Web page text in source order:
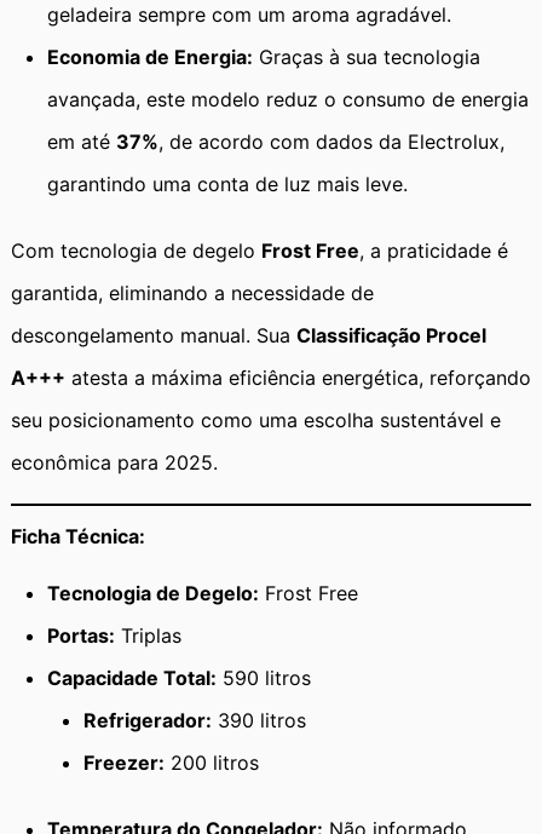
geladeira sempre com um aroma agradável.
Economia de Energia: Graças à sua tecnologia
avançada, este modelo reduz o consumo de energia
em até 37%, de acordo com dados da Electrolux,
garantindo uma conta de luz mais leve.
Com tecnologia de degelo Frost Free, a praticidade é
garantida, eliminando a necessidade de
descongelamento manual. Sua Classificação Procel
A+++ atesta a máxima eficiência energética, reforçando
seu posicionamento como uma escolha sustentável e
econômica para 2025.
Ficha Técnica:
Tecnologia de Degelo: Frost Free
Portas: Triplas
Capacidade Total: 590 litros
Refrigerador: 390 litros
Freezer: 200 litros
Temperatura do Congelador: Não informado